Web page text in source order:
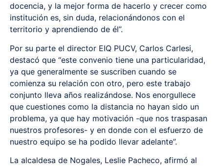
docencia, y la mejor forma de hacerlo y crecer como
institución es, sin duda, relacionándonos con el
territorio y aprendiendo de él”.
Por su parte el director EIQ PUCV, Carlos Carlesi,
destacó que “este convenio tiene una particularidad,
ya que generalmente se suscriben cuando se
comienza su relación con otro, pero este trabajo
conjunto lleva años realizándose. Nos enorgullece
que cuestiones como la distancia no hayan sido un
problema, ya que hay motivación -que nos traspasan
nuestros profesores- y en donde con el esfuerzo de
nuestro equipo se ha podido llevar adelante”.
La alcaldesa de Nogales, Leslie Pacheco, afirmó al